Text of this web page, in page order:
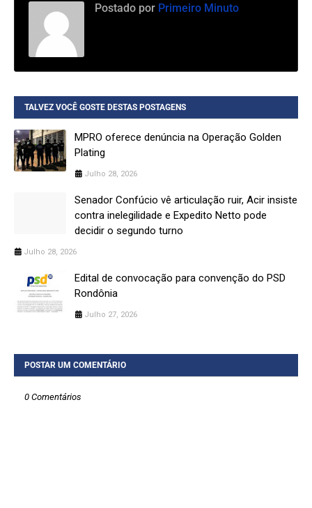
Postado por Primeiro Minuto
TALVEZ VOCÊ GOSTE DESTAS POSTAGENS
MPRO oferece denúncia na Operação Golden
Plating
Julho 28, 2026
Senador Confúcio vê articulação ruir, Acir insiste
contra inelegilidade e Expedito Netto pode
decidir o segundo turno
Julho 28, 2026
Edital de convocação para convenção do PSD
Rondônia
Julho 27, 2026
POSTAR UM COMENTÁRIO
0 Comentários